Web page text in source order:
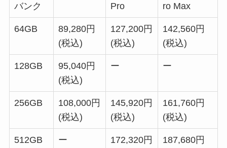
バンク
Pro
ro Max
64GB 89,280円
(税込)
127,200円
(税込)
142,560円
(税込)
128GB 95,040円
(税込)
ー ー
256GB 108,000円
(税込)
145,920円
(税込)
161,760円
(税込)
512GB ー 172,320円
187,680円